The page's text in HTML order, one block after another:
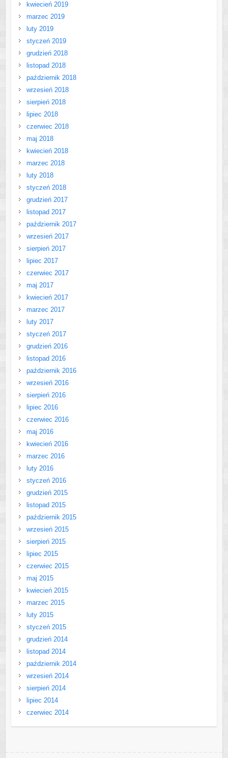
kwiecień 2019
marzec 2019
luty 2019
styczeń 2019
grudzień 2018
listopad 2018
październik 2018
wrzesień 2018
sierpień 2018
lipiec 2018
czerwiec 2018
maj 2018
kwiecień 2018
marzec 2018
luty 2018
styczeń 2018
grudzień 2017
listopad 2017
październik 2017
wrzesień 2017
sierpień 2017
lipiec 2017
czerwiec 2017
maj 2017
kwiecień 2017
marzec 2017
luty 2017
styczeń 2017
grudzień 2016
listopad 2016
październik 2016
wrzesień 2016
sierpień 2016
lipiec 2016
czerwiec 2016
maj 2016
kwiecień 2016
marzec 2016
luty 2016
styczeń 2016
grudzień 2015
listopad 2015
październik 2015
wrzesień 2015
sierpień 2015
lipiec 2015
czerwiec 2015
maj 2015
kwiecień 2015
marzec 2015
luty 2015
styczeń 2015
grudzień 2014
listopad 2014
październik 2014
wrzesień 2014
sierpień 2014
lipiec 2014
czerwiec 2014